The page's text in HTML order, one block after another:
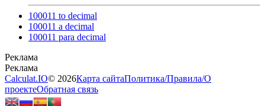
100011 to decimal
100011 a decimal
100011 para decimal
Calculat.IO© 2026Карта сайтаПолитика/Правила/О
проектеОбратная связь